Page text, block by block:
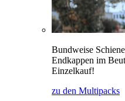
Bundweise
Endkappen im
Einzelkauf!
zu den Multipacks